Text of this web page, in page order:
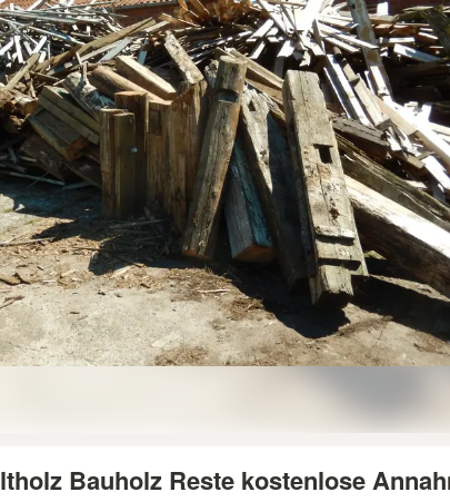
Bauholz Reste kostenlose